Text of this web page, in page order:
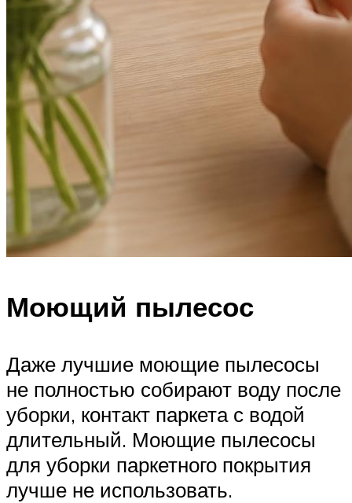
Моющий пылесос
Даже лучшие моющие пылесосы
не полностью собирают воду после
уборки, контакт паркета с водой
длительный. Моющие пылесосы
для уборки паркетного покрытия
лучше не использовать.